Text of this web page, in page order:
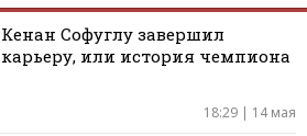
Кенан Софуглу завершил
карьеру, или история чемпиона
18:29 | 14 мая